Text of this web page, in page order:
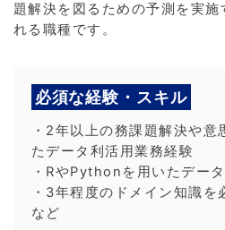
題解決を図るための予測を実
れる職種です。
必須な経験・スキル
・2年以上の務課題解決や意
たデータ利活用業務経験
・RやPythonを用いたデー
・3年程度のドメイン知識
など